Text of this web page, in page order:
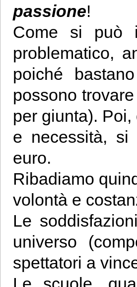
passione!
Come si può
problematico,
poiché
possono
per giunta).
e necessità, si
euro.
Ribadiamo
volontà e
Le
universo
spettatori a